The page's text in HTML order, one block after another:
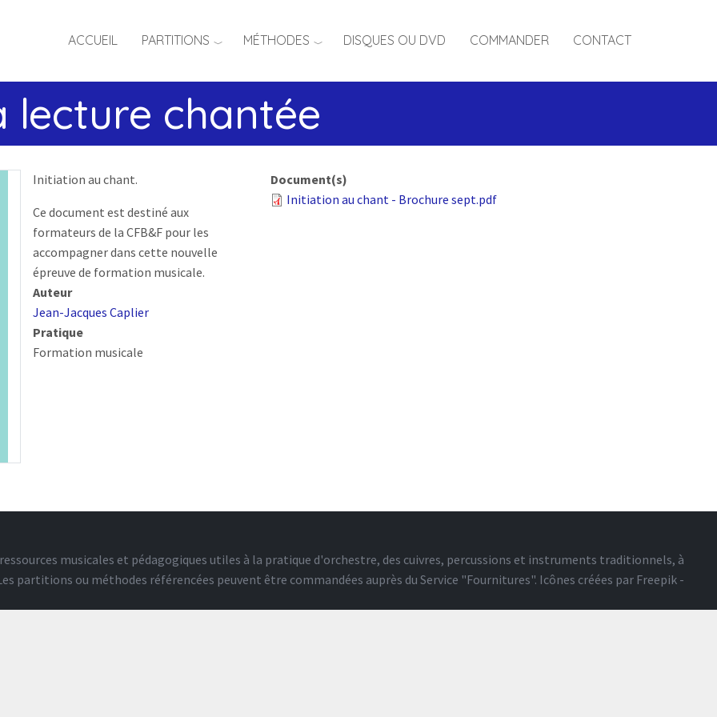
ACCUEIL PARTITIONS MÉTHODES DISQUES OU DVD COMMANDER CONTACT
lecture chantée
Notice
Initiation au chant.
Ce document est destiné aux
formateurs de la CFB&F pour les
accompagner dans cette nouvelle
épreuve de formation musicale.
Auteur
Jean-Jacques Caplier
Pratique
Formation musicale
Document(s)
Initiation au chant - Brochure sept.pdf
musicales et pédagogiques utiles à la pratique d'orchestre, des cuivres, percussions et instruments traditionnels, à
partitions ou méthodes référencées peuvent être commandées auprès du Service "Fournitures". Icônes créées par Freepik -